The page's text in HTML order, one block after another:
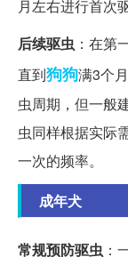
月左右进行首次驱
后续驱虫 ：在第
直到狗狗满3个
虫周期，但一般
虫同样根据实际
一次的频率。
成年犬
常规预防驱虫 ：